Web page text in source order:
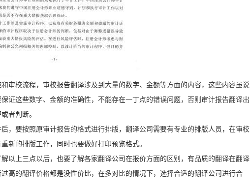
审校流程，审校报告翻译涉及到大量的数字、金额等方面的内容，这些内容虽说
证这些数字、金额的准确性，不能存在一丁点的错误问题，否则审计报告翻译出
者判断。
，要按照原审计报告的格式进行排版，翻译公司需要有专业的排版人员，在审校
新的排版工作，同时也要做好打印预览格式。
以上三点以后，也要了解各家翻译公司在报价方面的区别，有品质的翻译在翻译
高的翻译价格都是没性价比，在多对比的情况下，选择合适的翻译公司进行合